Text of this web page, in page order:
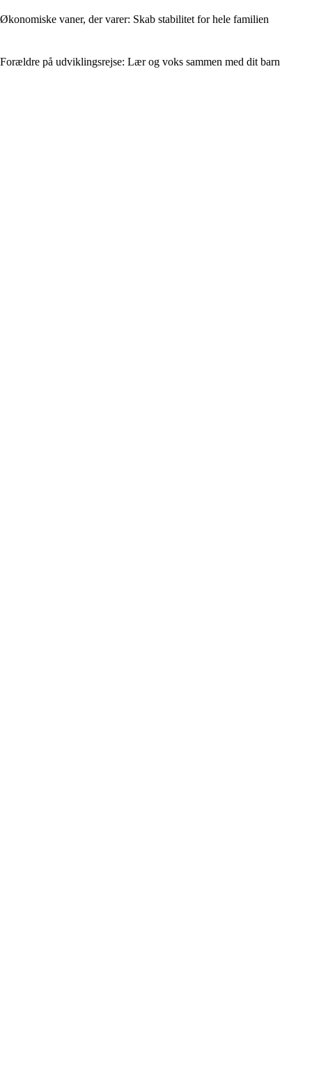
Økonomiske vaner, der varer: Skab stabilitet for hele familien
Forældre på udviklingsrejse: Lær og voks sammen med dit barn